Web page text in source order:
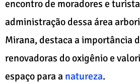
encontro de moradores e
administração dessa área
Mirana, destaca a importância
renovadoras do oxigênio e
espaço para a natureza.